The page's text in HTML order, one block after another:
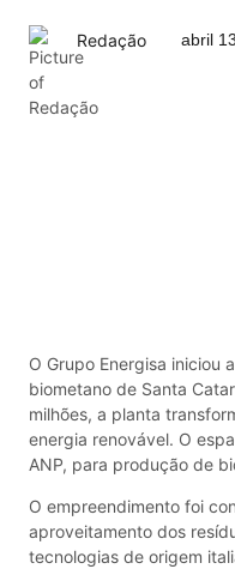
Redação abril
O Grupo Energisa iniciou
biometano de Santa
milhões, a planta
energia renovável. O
ANP, para produção de
O empreendimento foi
aproveitamento dos
tecnologias de origem